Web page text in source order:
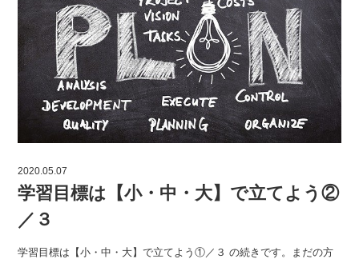
2020.05.07
学習目標は【小・中・大】で立てよう②
／３
学習目標は【小・中・大】で立てよう①／３ の続きです。まだの方